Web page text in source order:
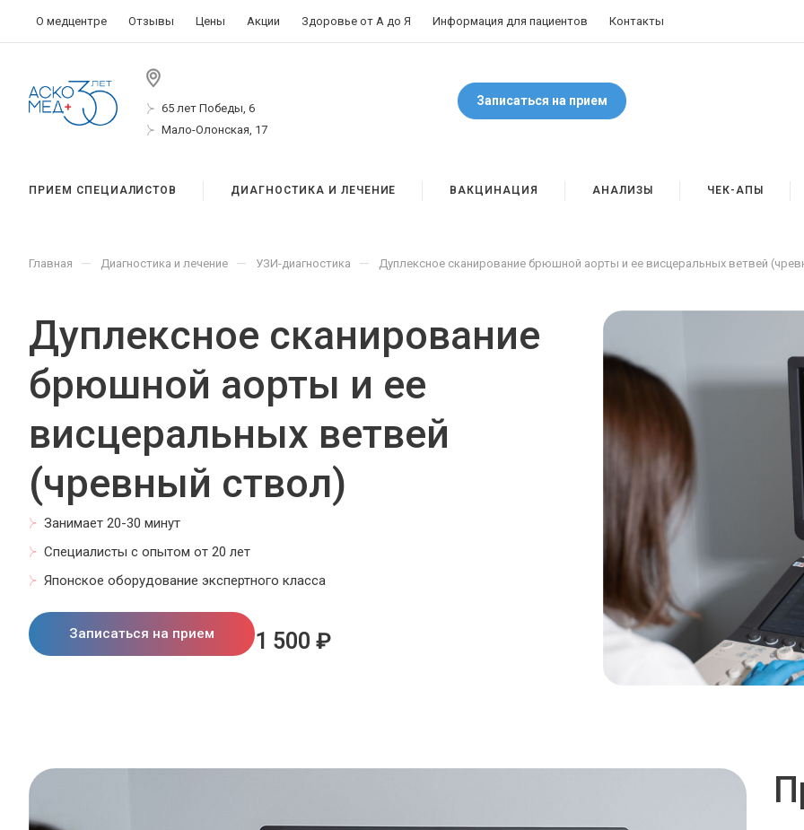
О медцентре Отзывы Цены Акции Здоровье от А до Я Информация для пациентов Контакты
65 лет Победы, 6
Мало-Олонская, 17
Записаться на прием
ПРИЕМ СПЕЦИАЛИСТОВ ДИАГНОСТИКА И ЛЕЧЕНИЕ ВАКЦИНАЦИЯ АНАЛИЗЫ ЧЕК-АПЫ
Главная — Диагностика и лечение — УЗИ-диагностика — Дуплексное сканирование брюшной аорты и ее висцеральных ветвей
Дуплексное сканирование
брюшной аорты и ее
висцеральных ветвей
(чревный ствол)
Занимает 20-30 минут
Специалисты с опытом от 20 лет
Японское оборудование экспертного класса
Записаться на прием 1 500 ₽